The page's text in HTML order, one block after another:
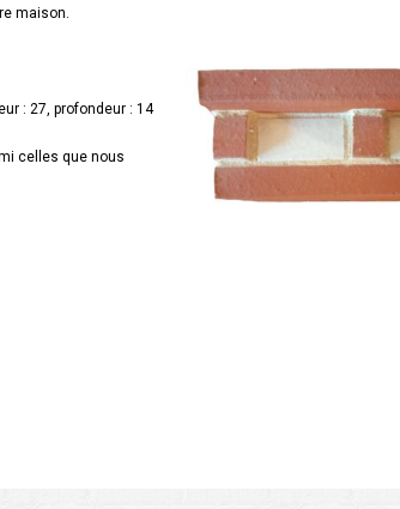
maison.
: 27, profondeur : 14
celles que nous